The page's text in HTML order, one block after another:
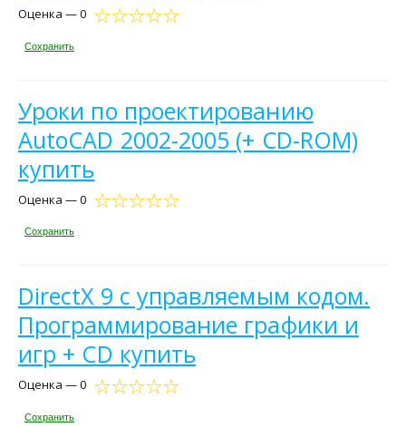
Оценка — 0
Сохранить
Уроки по проектированию
AutoCAD 2002-2005 (+ CD-ROM)
купить
Оценка — 0
Сохранить
DirectX 9 с управляемым кодом.
Программирование графики и
игр + CD купить
Оценка — 0
Сохранить